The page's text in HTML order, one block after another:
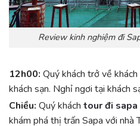
Review kinh nghiệm đi
12h00: Quý khách trở về
khách sạn. Nghỉ ngơi tại khách
Chiều: Quý khách tour đi sapa
khám phá thị trấn Sapa với nhà